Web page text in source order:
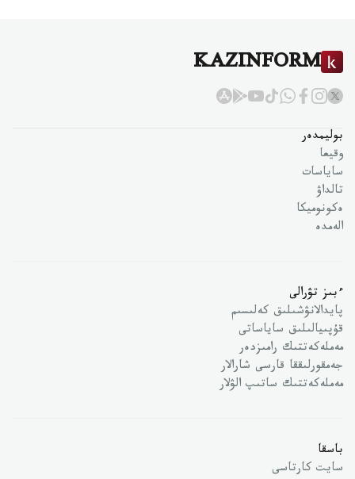
KAZINFORM
بوليمدەر
وقيعا
ساياسات
تالداۋ
ەكونوميكا
الەمدە
ءبىز تۋرالى
پايدالانۋشىلىق كەلىسىم
قۇپىيالىلىق ساياساتى
مەملەكەتتىك رامىزدەر
جەمقورلىققا قارسى شارالار
مەملەكەتتىك ساتىپ الۋلار
باسقا
سايت كارتاسى